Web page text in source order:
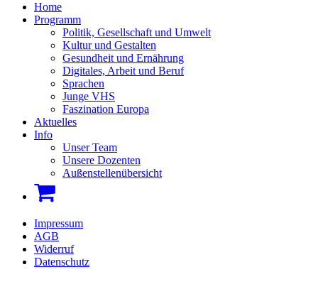
Home
Programm
Politik, Gesellschaft und Umwelt
Kultur und Gestalten
Gesundheit und Ernährung
Digitales, Arbeit und Beruf
Sprachen
Junge VHS
Faszination Europa
Aktuelles
Info
Unser Team
Unsere Dozenten
Außenstellenübersicht
Impressum
AGB
Widerruf
Datenschutz